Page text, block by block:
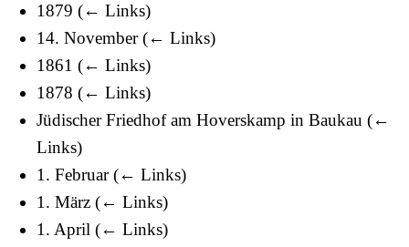
1879 (← Links)
14. November (← Links)
1861 (← Links)
1878 (← Links)
Jüdischer Friedhof am Hoverskamp in Baukau (←
Links)
1. Februar (← Links)
1. März (← Links)
1. April (← Links)